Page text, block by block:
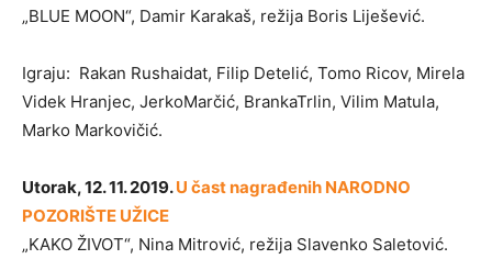
„BLUE MOON“, Damir Karakaš, režija Boris Liješević.
Igraju: Rakan Rushaidat, Filip Detelić, Tomo Ricov, Mirela
Videk Hranjec, JerkoMarčić, BrankaTrlin, Vilim Matula,
Marko Markovičić.
Utorak, 12. 11. 2019.U čast nagrađenih NARODNO
POZORIŠTE UŽICE
„KAKO ŽIVOT“, Nina Mitrović, režija Slavenko Saletović.